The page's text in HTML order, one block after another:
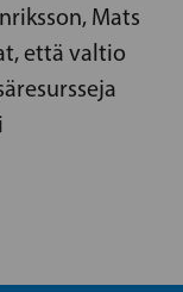
Mats
että valtio